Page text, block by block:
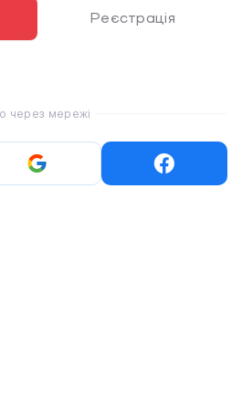
у разі втрати чи крадіжки.
Реєстрація
через мережі